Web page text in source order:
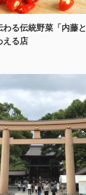
る伝統野菜「内藤
える店